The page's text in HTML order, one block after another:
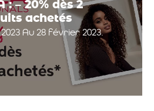
: – 20% dès 2
achetés
Au 28 février 2023.